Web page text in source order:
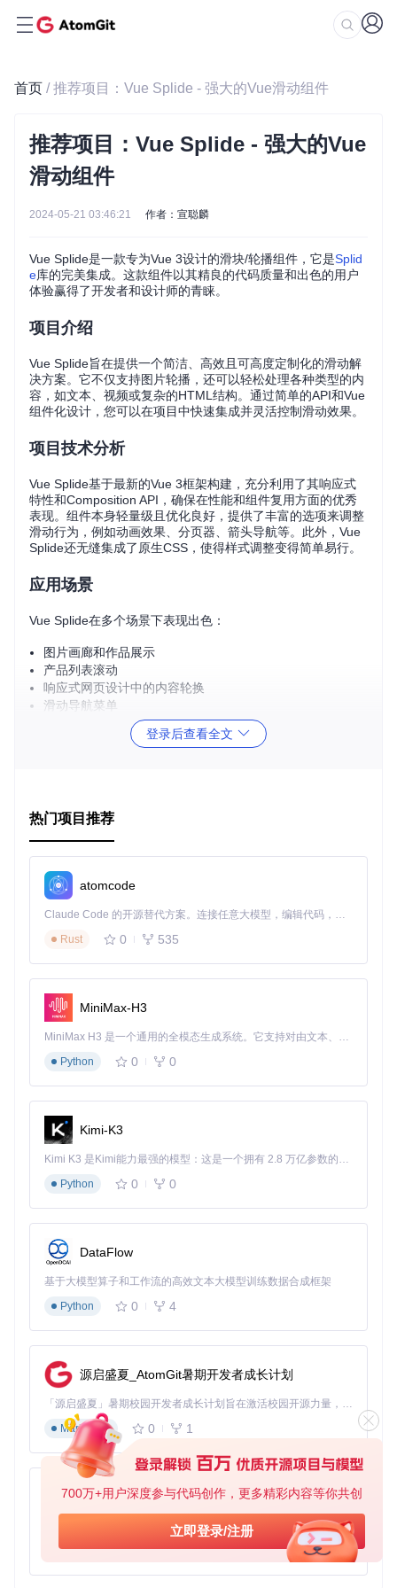
700万+用户深度参与代码创作，更多精彩内容等你共创
立即登录/注册
首页 / 推荐项目：Vue Splide - 强大的Vue滑动组件
推荐项目：Vue Splide - 强大的Vue
滑动组件
2024-05-21 03:46:21 作者：宣聪麟
Vue Splide是一款专为Vue 3设计的滑块/轮播组件，它是Splid
e库的完美集成。这款组件以其精良的代码质量和出色的用户
体验赢得了开发者和设计师的青睐。
项目介绍
Vue Splide旨在提供一个简洁、高效且可高度定制化的滑动解
决方案。它不仅支持图片轮播，还可以轻松处理各种类型的内
容，如文本、视频或复杂的HTML结构。通过简单的API和Vue
组件化设计，您可以在项目中快速集成并灵活控制滑动效果。
项目技术分析
Vue Splide基于最新的Vue 3框架构建，充分利用了其响应式
特性和Composition API，确保在性能和组件复用方面的优秀
表现。组件本身轻量级且优化良好，提供了丰富的选项来调整
滑动行为，例如动画效果、分页器、箭头导航等。此外，Vue
Splide还无缝集成了原生CSS，使得样式调整变得简单易行。
应用场景
Vue Splide在多个场景下表现出色：
图片画廊和作品展示
产品列表滚动
响应式网页设计中的内容轮换
滑动导航菜单
按需加载内容时的数据流展示
项目特点
Vue 3兼容性：专门针对Vue 3进行优化，利用最新框架特
性。
易于集成
：通过简单的NPM安装和组件导入即可快速启
用。
高度自定义：丰富的配置选项和钩子函数满足不同需求。
优雅的API
：清晰的组件接口，使得交互和扩展变得容易。
无障碍支持：遵循WCAG标准，提供良好的辅助功能体验。
通过官方文档，您可以深入了解Vue Splide的各种功能和如何
在项目中最佳地应用它。
如果您寻找一个强大的Vue滑动解决方案，并希望为用户提供
登录后查看全文
热门项目推荐
atomcode
Claude Code 的开源替代方案。连接任意大模型，编辑代码，运行命令，自动验证 — 全自动执行。用 Rust 构建，极致性能。 ｜ An open-source alternative to Claude Code. Connect any LLM, edit code, run commands, and verify changes — autonomously. Built in Rust for speed. Get Started
Rust
0 535
MiniMax-H3
MiniMax H3 是一个通用的全模态生成系统。它支持对由文本、图像、视频和音频组成的多模态上下文进行统一理解，并能生成分辨率高达 2K、时长可达 15 秒的带原生立体声音频的视频。得益于面向任务泛化的系统设计，H3 在预训练阶段就已具备广泛的多模态上下文理解与生成能力，能够出色地执行复杂的多模态指令。
Python
0 0
Kimi-K3
Kimi K3 是Kimi能力最强的模型：这是一个拥有 2.8 万亿参数的混合专家（MoE）模型，具备原生视觉理解能力，并支持 100 万 token 的上下文窗口。
Python
0 0
DataFlow
基于大模型算子和工作流的高效文本大模型训练数据合成框架
Python
0 4
源启盛夏_AtomGit暑期开发者成长计划
「源启盛夏」暑期校园开发者成长计划旨在激活校园开源力量，通过积分激励、认证扶持、资源倾斜等形式，引导高校组织和开发者完成「入驻 — 建项目 — 做贡献 — 获认证 — 得资源」的完整闭环。无论你是想带领社团入驻平台的组织者，还是希望用代码贡献证明自己的开发者，都能在这里找到属于你的成长路径。
Markdown
0 1
py-xiaozhi
基于Python的Xiaozhi AI，适用于想要完整Xiaozhi体验而无需拥有专用硬件的用户。
Python
0 1